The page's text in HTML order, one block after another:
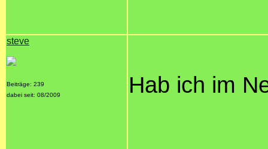
steve
Beiträge: 239
dabei seit: 08/2009
Hab ich im